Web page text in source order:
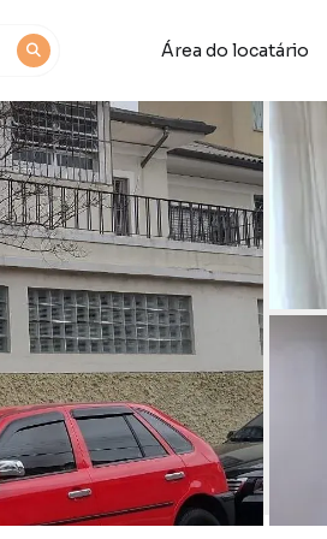
Área do locatário